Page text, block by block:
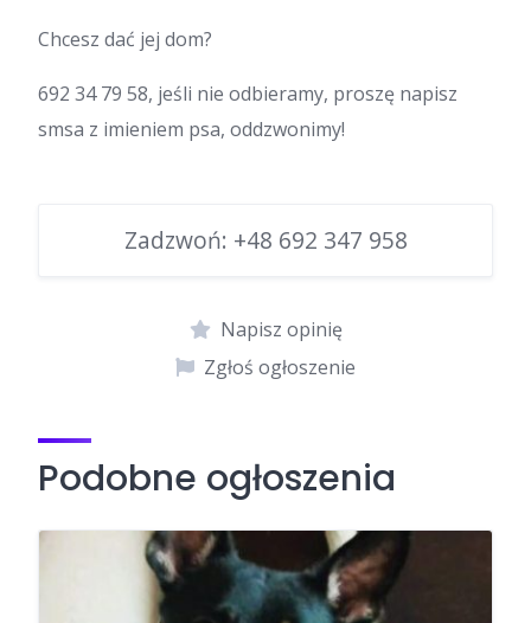
Chcesz dać jej dom?
692 34 79 58, jeśli nie odbieramy, proszę napisz
smsa z imieniem psa, oddzwonimy!
Zadzwoń: +48 692 347 958
Napisz opinię
Zgłoś ogłoszenie
Podobne ogłoszenia